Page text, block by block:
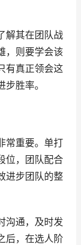
解其在团队战
，则要学会该
有真正领会这
胜率。
常重要。单打
位，团队配合
进步团队的整
沟通，及时发
后，在选人阶